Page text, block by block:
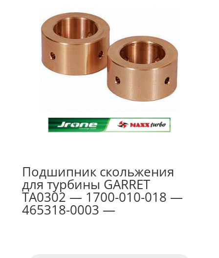
Подшипник скольжения
для турбины GARRET
TA0302 — 1700-010-018 —
465318-0003 —